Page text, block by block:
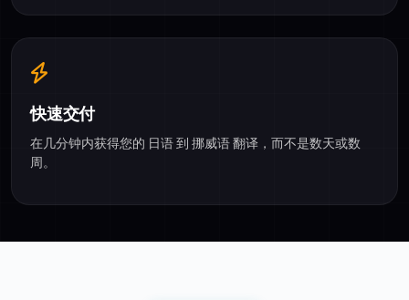
快速交付
在几分钟内获得您的 日语 到 挪威语 翻译，而不是数天或数
周。